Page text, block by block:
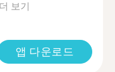
더 보기
앱 다운로드